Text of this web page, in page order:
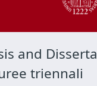
and
triennali